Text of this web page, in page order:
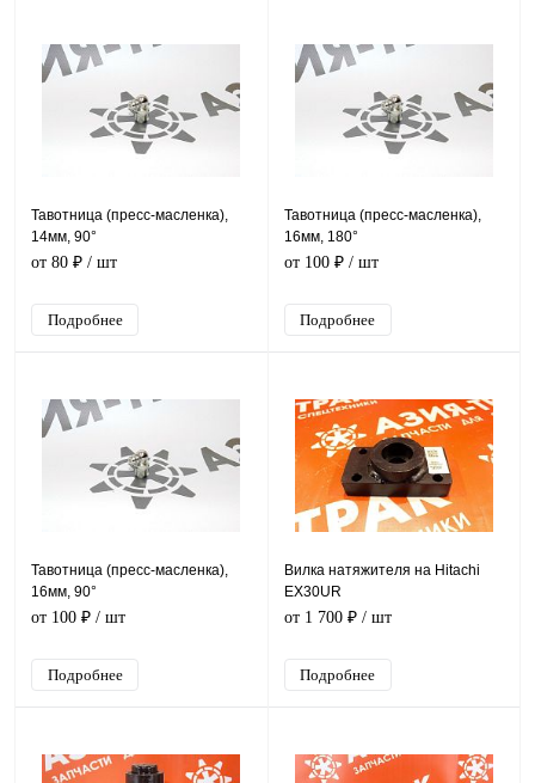
Тавотница (пресс-масленка),
14мм, 90°
от 80 ₽ / шт
Подробнее
Тавотница (пресс-масленка),
16мм, 180°
от 100 ₽/ шт
Подробнее
Тавотница (пресс-масленка),
16мм, 90°
от 100 ₽ / шт
Подробнее
Вилка натяжителя на Hitachi
EX30UR
от 1 700 ₽/ шт
Подробнее